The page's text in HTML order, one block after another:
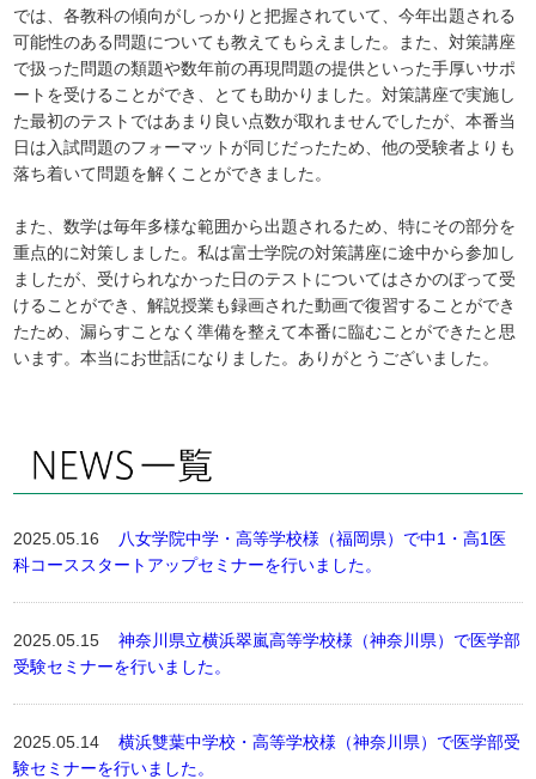
では、各教科の傾向がしっかりと把握されていて、今年出題される
可能性のある問題についても教えてもらえました。また、対策講座
で扱った問題の類題や数年前の再現問題の提供といった手厚いサポ
ートを受けることができ、とても助かりました。対策講座で実施し
た最初のテストではあまり良い点数が取れませんでしたが、本番当
日は入試問題のフォーマットが同じだったため、他の受験者よりも
落ち着いて問題を解くことができました。
また、数学は毎年多様な範囲から出題されるため、特にその部分を
重点的に対策しました。私は富士学院の対策講座に途中から参加し
ましたが、受けられなかった日のテストについてはさかのぼって受
けることができ、解説授業も録画された動画で復習することができ
たため、漏らすことなく準備を整えて本番に臨むことができたと思
います。本当にお世話になりました。ありがとうございました。
2025.05.16
八女学院中学・高等学校様（福岡県）で中1・高1医
科コーススタートアップセミナーを行いました。
2025.05.15神奈川県立横浜翠嵐高等学校様（神奈川県）で医学部
受験セミナーを行いました。
2025.05.14横浜雙葉中学校・高等学校様（神奈川県）で医学部受
験セミナーを行いました。